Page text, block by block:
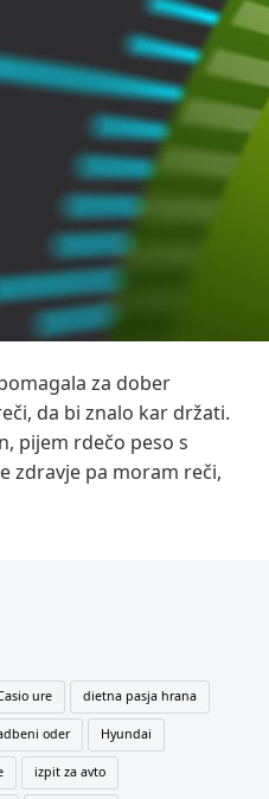
za dober
da bi znalo kar držati.
pijem rdečo peso s
zdravje pa moram reči,
ure dietna pasja hrana
oder Hyundai
izpit za avto